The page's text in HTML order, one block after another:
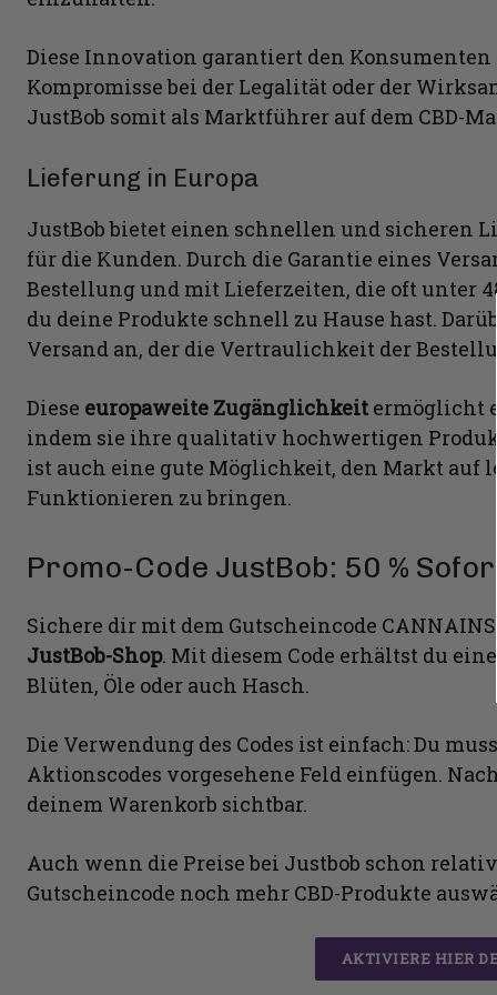
Diese Innovation garantiert den
Kompromisse bei der Legalität oder der
JustBob somit als Marktführer auf dem CBD-
Lieferung in Europa
JustBob bietet einen schnellen und sicheren
für die Kunden. Durch die Garantie eines
Bestellung und mit Lieferzeiten, die oft unter
du deine Produkte schnell zu Hause hast.
Versand an, der die Vertraulichkeit der
Diese europaweite Zugänglichkeit ermöglicht
indem sie ihre qualitativ hochwertigen
ist auch eine gute Möglichkeit, den Markt auf
Funktionieren zu bringen.
Promo-Code JustBob: 50 %
Sichere dir mit dem Gutscheincode
JustBob-Shop. Mit diesem Code erhältst du
Blüten, Öle oder auch Hasch.
Die Verwendung des Codes ist einfach: Du
Aktionscodes vorgesehene Feld einfügen.
deinem Warenkorb sichtbar.
Auch wenn die Preise bei Justbob schon
Gutscheincode noch mehr CBD-Produkte
AKTIVIERE HIER